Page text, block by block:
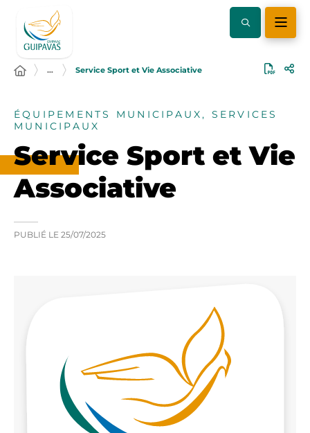
… Service Sport et Vie Associative
ÉQUIPEMENTS MUNICIPAUX, SERVICES
MUNICIPAUX
Service Sport et Vie
Associative
PUBLIÉ LE 25/07/2025